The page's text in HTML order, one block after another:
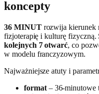
koncepty
36 MINUTrozwija kierunek
fizjoterapię i kulturę
kolejnych 7 otwarć, co
w modelu franczyzowym.
Najważniejsze atuty i
format– 36‑minutowe